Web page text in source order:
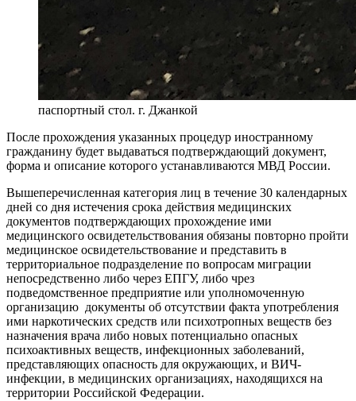
паспортный стол. г. Джанкой
После прохождения указанных процедур иностранному
гражданину будет выдаваться подтверждающий документ,
форма и описание которого устанавливаются МВД России.
Вышеперечисленная категория лиц в течение 30 календарных
дней со дня истечения срока действия медицинских
документов подтверждающих прохождение ими
медицинского освидетельствования обязаны повторно пройти
медицинское освидетельствование и представить в
территориальное подразделение по вопросам миграции
непосредственно либо через ЕПГУ, либо чрез
подведомственное предприятие или уполномоченную
организацию документы об отсутствии факта употребления
ими наркотических средств или психотропных веществ без
назначения врача либо новых потенциально опасных
психоактивных веществ, инфекционных заболеваний,
представляющих опасность для окружающих, и ВИЧ-
инфекции, в медицинских организациях, находящихся на
территории Российской Федерации.